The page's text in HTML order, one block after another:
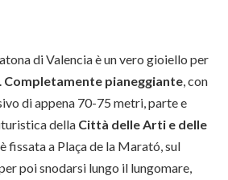
di Valencia è un vero gioiello per
Completamente pianeggiante, con
di appena 70-75 metri, parte e
della Città delle Arti e delle
fissata a Plaça de la Marató, sul
poi snodarsi lungo il lungomare,